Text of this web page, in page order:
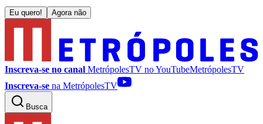
Eu quero! Agora não
Inscreva-se no canal MetrópolesTV noYouTubeMetrópolesTV
Inscreva-se na MetrópolesTV
Busca